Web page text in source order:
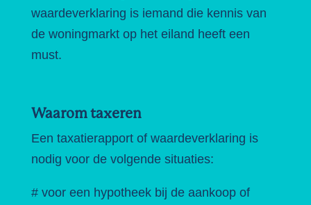
waardeverklaring is iemand die kennis van
de woningmarkt op het eiland heeft een
must.
Waarom taxeren
Een taxatierapport of waardeverklaring is
nodig voor de volgende situaties:
# voor een hypotheek bij de aankoop of